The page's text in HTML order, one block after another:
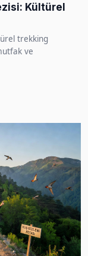
Kültürel
trekking
ve